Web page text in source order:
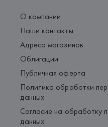
О компании
Наши контакты
Адреса магазинов
Облигации
Публичная оферта
Политика обработки
данных
Согласие на обработку
данных